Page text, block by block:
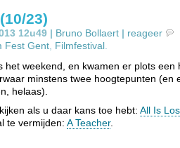
23)
12u49 | Bruno Bollaert | reageer
Fest Gent Filmfestival
het weekend, en kwamen er plots een
minstens twee hoogtepunten (en
helaas).
als u daar kans toe hebt: All Is
te vermijden: A Teacher.